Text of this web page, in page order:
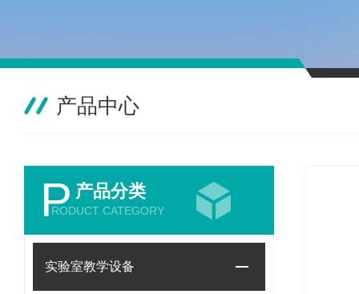
产品中心
P 产品分类
RODUCT CATEGORY
实验室教学设备